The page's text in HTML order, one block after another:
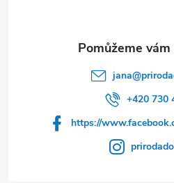
jana@
+420 730
https://